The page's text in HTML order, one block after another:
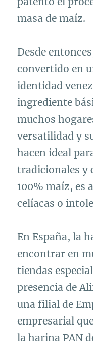
masa de maíz.
Desde
convertido en
identidad
ingrediente
muchos
versatilidad y
hacen ideal
tradicionales y
100% maíz, es
celíacas o
En España, la
encontrar en
tiendas
presencia de
una filial de
empresarial
la harina PAN